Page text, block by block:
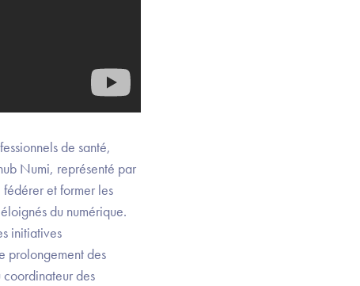
de santé,
Numi, représenté par
et former les
du numérique.
initiatives
prolongement des
des